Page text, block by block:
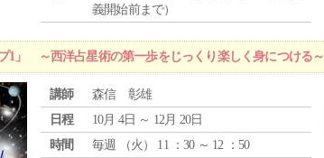
義開始前まで）
1」 ～西洋占星術の第一歩をじっくり楽しく身につける～
講師
森信 彰雄
日程
10月 4日 ～ 12月 20日
時間
毎週 （火 ） 11 ：30 ～ 12 ：50